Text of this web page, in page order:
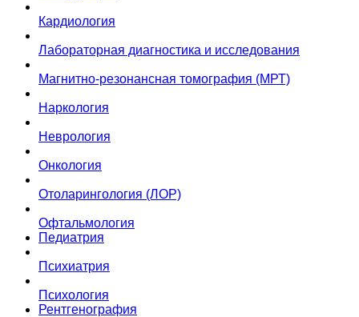
Кардиология
Лабораторная диагностика и исследования
Магнитно-резонансная томография (МРТ)
Наркология
Неврология
Онкология
Отоларингология (ЛОР)
Офтальмология
Педиатрия
Психиатрия
Психология
Рентгенография